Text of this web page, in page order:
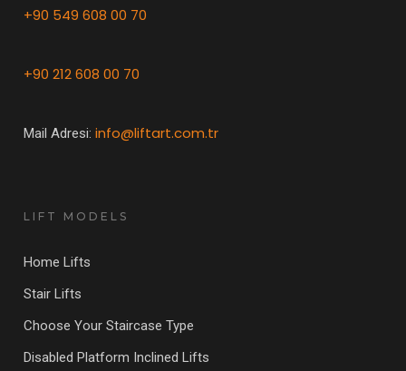
+90 549 608 00 70
+90 212 608 00 70
Mail Adresi:info@liftart.com.tr
LIFT MODELS
Home Lifts
Stair Lifts
Choose Your Staircase Type
Disabled Platform Inclined Lifts